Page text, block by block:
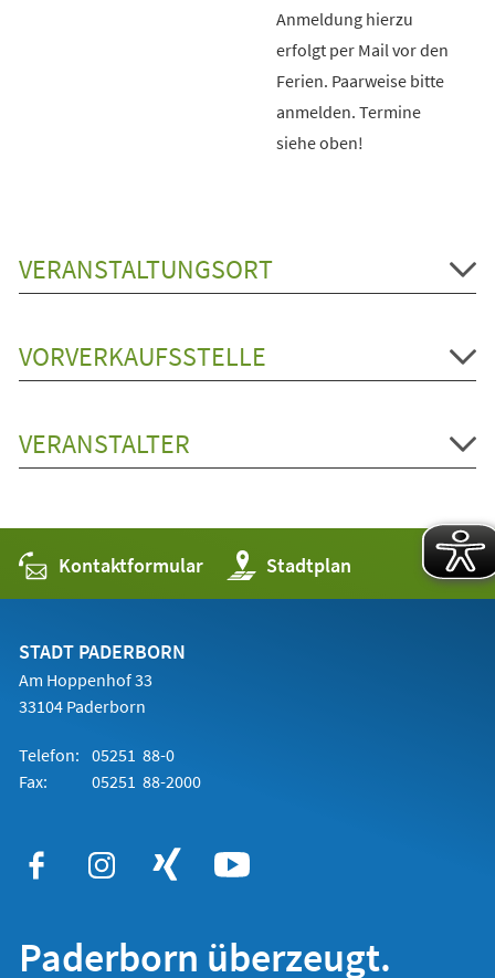
Anmeldung hierzu
erfolgt per Mail vor den
Ferien. Paarweise bitte
anmelden. Termine
siehe oben!
VERANSTALTUNGSORT
VORVERKAUFSSTELLE
VERANSTALTER
Kontaktformular Stadtplan
(Öffnet
in
einem
STADT PADERBORN
Am Hoppenhof 33
33104 Paderborn
Telefon: 05251 88-0
Fax:
05251 88-2000
Paderborn überzeugt.